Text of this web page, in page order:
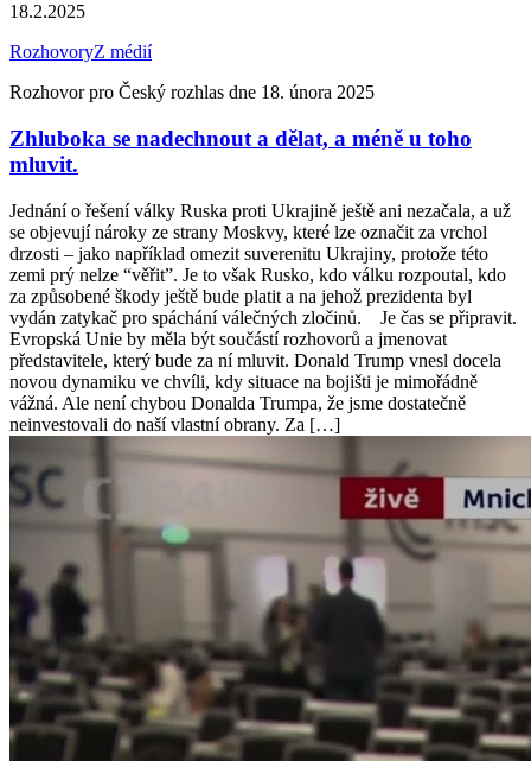
18.2.2025
RozhovoryZ médií
Rozhovor pro Český rozhlas dne 18. února 2025
Zhluboka se nadechnout a dělat, a méně u toho
mluvit.
Jednání o řešení války Ruska proti Ukrajině ještě ani nezačala, a už
se objevují nároky ze strany Moskvy, které lze označit za vrchol
drzosti – jako například omezit suverenitu Ukrajiny, protože této
zemi prý nelze “věřit”. Je to však Rusko, kdo válku rozpoutal, kdo
za způsobené škody ještě bude platit a na jehož prezidenta byl
vydán zatykač pro spáchání válečných zločinů. Je čas se připravit.
Evropská Unie by měla být součástí rozhovorů a jmenovat
představitele, který bude za ní mluvit. Donald Trump vnesl docela
novou dynamiku ve chvíli, kdy situace na bojišti je mimořádně
vážná. Ale není chybou Donalda Trumpa, že jsme dostatečně
neinvestovali do naší vlastní obrany. Za […]